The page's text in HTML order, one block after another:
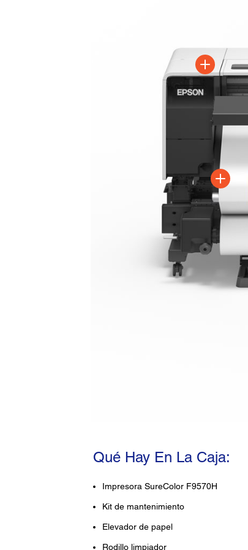
Qué Hay En La Caja:
Impresora SureColor F9570H
Kit de mantenimiento
Elevador de papel
Rodillo limpiador